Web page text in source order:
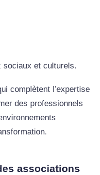
sociaux et culturels.
complètent l’expertise
des professionnels
associations